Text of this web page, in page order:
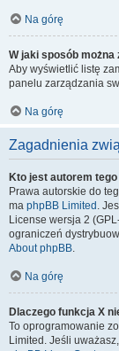
Na górę
W jaki sposób można
Aby wyświetlić listę
panelu zarządzania
Na górę
Zagadnienia
Kto jest autorem
Prawa autorskie do
ma phpBB Limited .
License wersja 2
ograniczeń
About phpBB.
Na górę
Dlaczego funkcja X
To oprogramowanie
Limited. Jeśli